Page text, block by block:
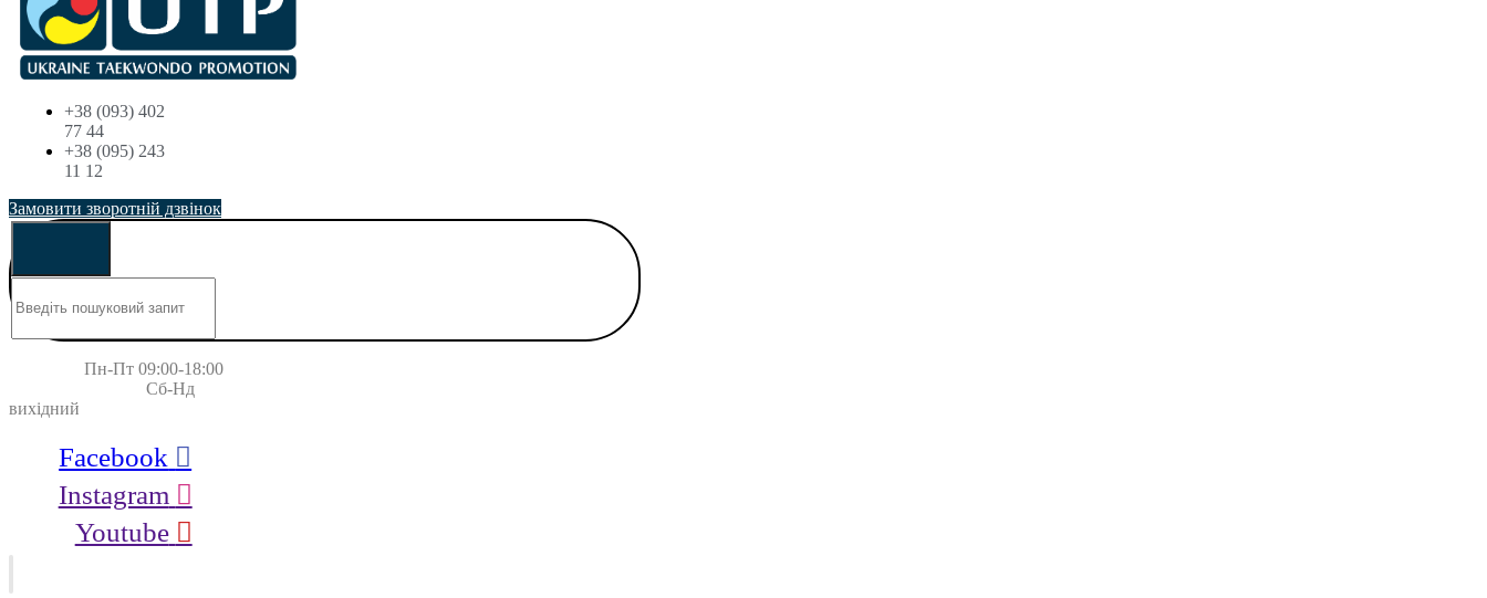
+38 (093) 402
77 44
+38 (095) 243
11 12
Замовити зворотній дзвінок
Пн-Пт 09:00-18:00
Сб-Нд
вихідний
Facebook
Instagram
Youtube